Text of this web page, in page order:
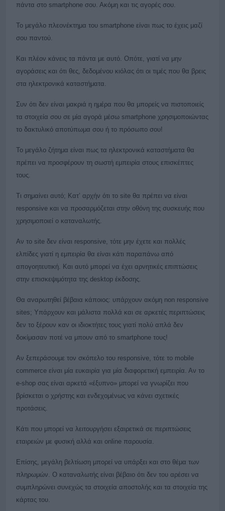
πάντα στο smartphone σου. Ακόμη και τις αγορές σου.
Το μεγάλο πλεονέκτημα του smartphone είναι πως το έχεις μαζί
σου παντού.
Και πλέον κάνεις τα πάντα με αυτό. Οπότε, γιατί να μην
αγοράσεις και ότι θες, δεδομένου κιόλας ότι οι τιμές που θα βρεις
στα ηλεκτρονικά καταστήματα.
Συν ότι δεν είναι μακριά η ημέρα που θα μπορείς να πιστοποιείς
τα στοιχεία σου σε μία αγορά μέσω smartphone χρησιμοποιώντας
το δακτυλικό αποτύπωμα σου ή το πρόσωπο σου!
Το μεγάλο ζήτημα είναι πως τα ηλεκτρονικά καταστήματα θα
πρέπει να προσφέρουν τη σωστή εμπειρία στους επισκέπτες
τους.
Τι σημαίνει αυτό; Κατ’ αρχήν ότι το site θα πρέπει να είναι
responsive και να προσαρμόζεται στην οθόνη της συσκευής που
χρησιμοποιεί ο καταναλωτής.
Αν το site δεν είναι responsive, τότε μην έχετε και πολλές
ελπίδες γιατί η εμπειρία θα είναι κάτι παραπάνω από
απογοητευτική. Και αυτό μπορεί να έχει αρνητικές επιπτώσεις
στην επισκεψιμότητα της desktop έκδοσης.
Θα αναρωτηθεί βέβαια κάποιος: υπάρχουν ακόμη non responsive
sites; Υπάρχουν και μάλιστα πολλά και σε αρκετές περιπτώσεις
δεν το ξέρουν καν οι ιδιοκτήτες τους γιατί πολύ απλά δεν
δοκίμασαν ποτέ να μπουν από το smartphone τους!
Αν ξεπεράσουμε τον σκόπελο του responsive, τότε το mobile
commerce είναι μία ευκαιρία για μία διαφορετική εμπειρία. Αν το
e-shop σας είναι αρκετά «έξυπνο» μπορεί να γνωρίζει που
βρίσκεται ο χρήστης και ενδεχομένως να κάνει σχετικές
προτάσεις.
Κάτι που μπορεί να λειτουργήσει εξαιρετικά σε περιπτώσεις
εταιρειών με φυσική αλλά και online παρουσία.
Επίσης, μεγάλη βελτίωση μπορεί να υπάρξει και στο θέμα των
πληρωμών. Ο καταναλωτής είναι βέβαιο ότι δεν του αρέσει να
συμπληρώνει συνεχώς τα στοιχεία αποστολής και τα στοιχεία της
κάρτας του.